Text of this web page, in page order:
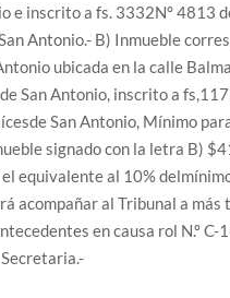
e inscrito a fs. 3332N° 4813
Antonio.- B) Inmueble
ubicada en la calle
San Antonio, inscrito a
San Antonio, Mínimo
signado con la letra B)
equivalente al 10%
acompañar al Tribunal a más
en causa rol N.º